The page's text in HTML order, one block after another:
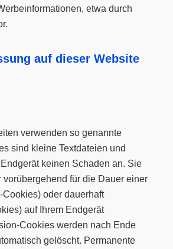
etwa durch
auf dieser Website
verwenden so genannte
sind kleine Textdateien und
keinen Schaden an. Sie
vorübergehend für die Dauer einer
oder dauerhaft
auf Ihrem Endgerät
Cookies werden nach Ende
gelöscht. Permanente